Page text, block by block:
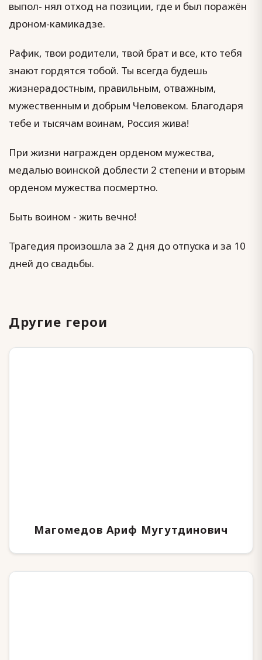
выпол- нял отход на позиции, где и был поражён
дроном-камикадзе.
Рафик, твои родители, твой брат и все, кто тебя
знают гордятся тобой. Ты всегда будешь
жизнерадостным, правильным, отважным,
мужественным и добрым Человеком. Благодаря
тебе и тысячам воинам, Россия жива!
При жизни награжден орденом мужества,
медалью воинской доблести 2 степени и вторым
орденом мужества посмертно.
Быть воином - жить вечно!
Трагедия произошла за 2 дня до отпуска и за 10
дней до свадьбы.
Другие герои
Магомедов Ариф Мугутдинович